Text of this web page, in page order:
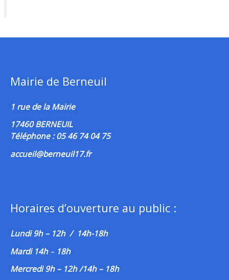
Mairie de Berneuil
1 rue de la Mairie
17460 BERNEUIL
Téléphone : 05 46 74 04 75
accueil@berneuil17.fr
Horaires d’ouverture au public :
Lundi 9h – 12h / 14h-18h
Mardi 14h– 18h
Mercredi 9h – 12h /14h – 18h